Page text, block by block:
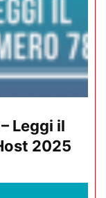
Leggi il
2025